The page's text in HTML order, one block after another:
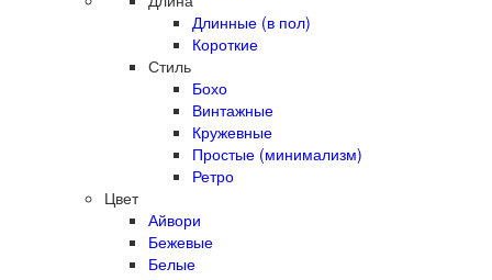
Длинные (в пол)
Короткие
Стиль
Бохо
Винтажные
Кружевные
Простые (минимализм)
Ретро
Цвет
Айвори
Бежевые
Белые